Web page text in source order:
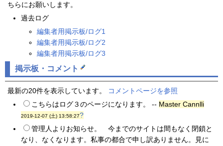
ちらにお願いします。
過去ログ
編集者用掲示板/ログ1
編集者用掲示板/ログ2
編集者用掲示板/ログ3
掲示板・コメント
最新の20件を表示しています。
コメントページを参照
こちらはログ３のページになります。 -- Master Cannlli
2019-12-07 (土) 13:58:27?
管理人よりお知らせ。 今までのサイトは間もなく閉鎖と
なり、なくなります。私事の都合で申し訳ありません。見に